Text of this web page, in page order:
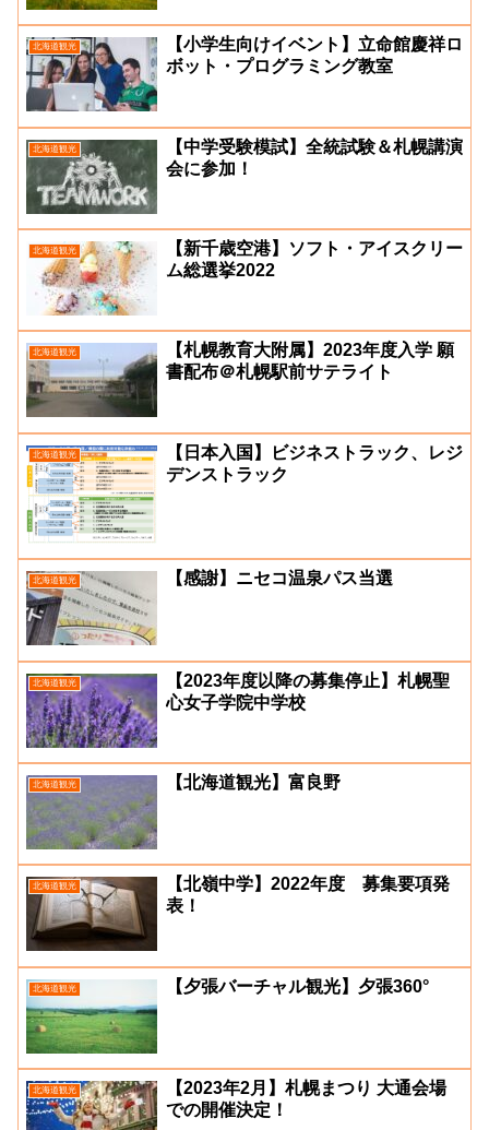
北海道観光
【小学生向けイベント】立命館慶祥ロ
ボット・プログラミング教室
北海道観光
【中学受験模試】全統試験＆札幌講演
会に参加！
北海道観光
【新千歳空港】ソフト・アイスクリー
ム総選挙2022
北海道観光
【札幌教育大附属】2023年度入学 願
書配布＠札幌駅前サテライト
北海道観光
【日本入国】ビジネストラック、レジ
デンストラック
北海道観光 【感謝】ニセコ温泉パス当選
北海道観光
【2023年度以降の募集停止】札幌聖
心女子学院中学校
北海道観光 【北海道観光】富良野
北海道観光
【北嶺中学】2022年度 募集要項発
表！
北海道観光 【夕張バーチャル観光】夕張360°
北海道観光
【2023年2月】札幌まつり 大通会場
での開催決定！